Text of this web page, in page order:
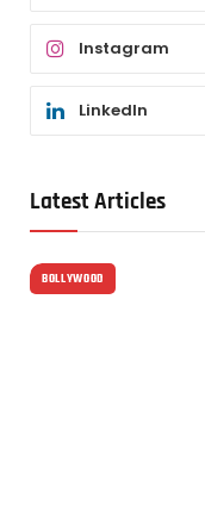
Instagram
LinkedIn
Latest Articles
BOLLYWOOD